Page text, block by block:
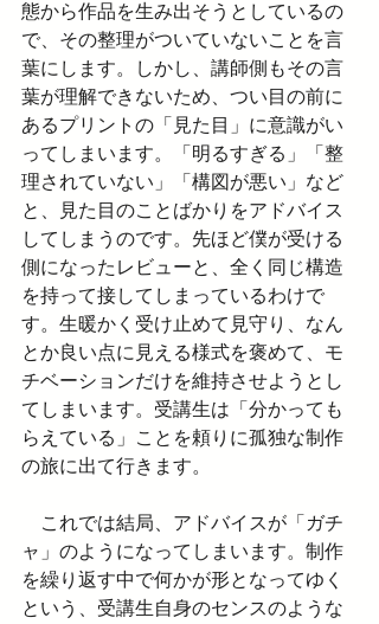
態から作品を生み出そうとしているの
で、その整理がついていないことを言
葉にします。しかし、講師側もその言
葉が理解できないため、つい目の前に
あるプリントの「見た目」に意識がい
ってしまいます。「明るすぎる」「整
理されていない」「構図が悪い」など
と、見た目のことばかりをアドバイス
してしまうのです。先ほど僕が受ける
側になったレビューと、全く同じ構造
を持って接してしまっているわけで
す。生暖かく受け止めて見守り、なん
とか良い点に見える様式を褒めて、モ
チベーションだけを維持させようとし
てしまいます。受講生は「分かっても
らえている」ことを頼りに孤独な制作
の旅に出て行きます。
これでは結局、アドバイスが「ガチ
ャ」のようになってしまいます。制作
を繰り返す中で何かが形となってゆく
という、受講生自身のセンスのような